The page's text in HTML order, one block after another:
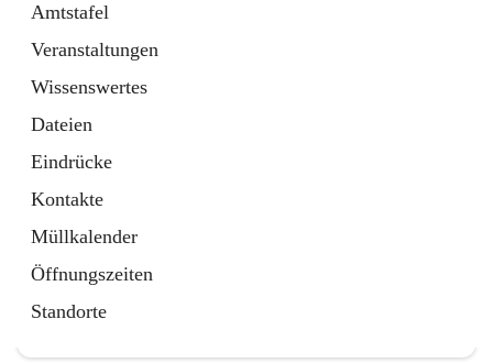
Amtstafel
Veranstaltungen
Wissenswertes
Dateien
Eindrücke
Kontakte
Müllkalender
Öffnungszeiten
Standorte
Tab
Region Schneebergland
Externe Webseite
öffnet
in
neuem
Tab